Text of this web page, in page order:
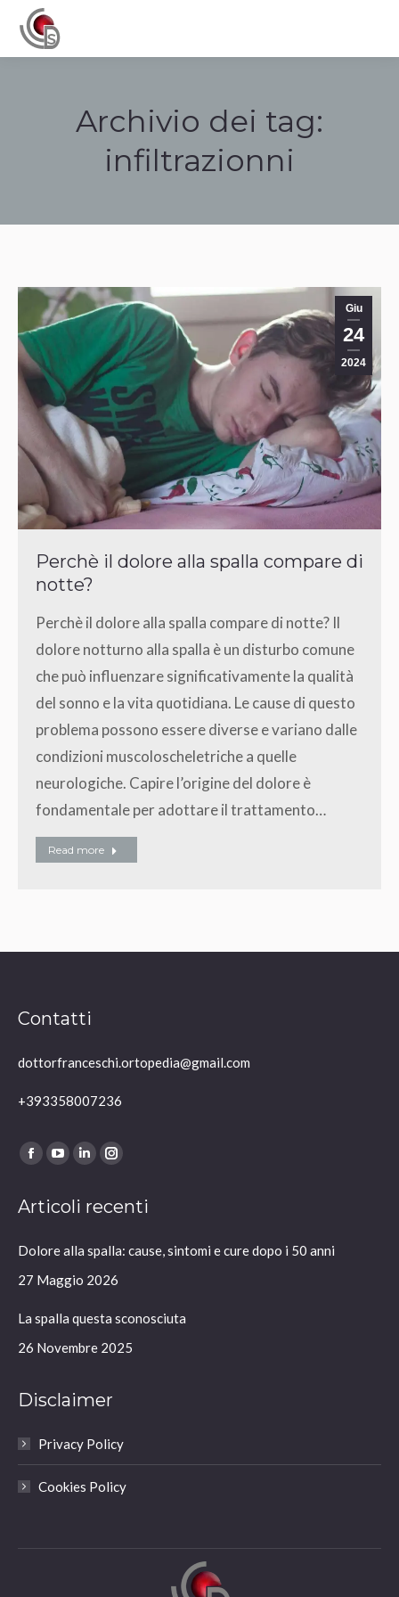
Archivio dei tag:
infiltrazionni
Giu
24
2024
Perchè il dolore alla spalla compare di
notte?
Perchè il dolore alla spalla compare di notte? Il
dolore notturno alla spalla è un disturbo comune
che può influenzare significativamente la qualità
del sonno e la vita quotidiana. Le cause di questo
problema possono essere diverse e variano dalle
condizioni muscoloscheletriche a quelle
neurologiche. Capire l’origine del dolore è
fondamentale per adottare il trattamento…
Read more
Contatti
dottorfranceschi.ortopedia@gmail.com
+393358007236
Ci puoi trovare su:
Facebook
opens
new
window
YouTube
opens
new
window
Linkedin
opens
new
window
Instagram
opens
new
window
Articoli recenti
Dolore alla spalla: cause, sintomi e cure dopo i 50 anni
27 Maggio 2026
La spalla questa sconosciuta
26 Novembre 2025
Disclaimer
Privacy Policy
Cookies Policy